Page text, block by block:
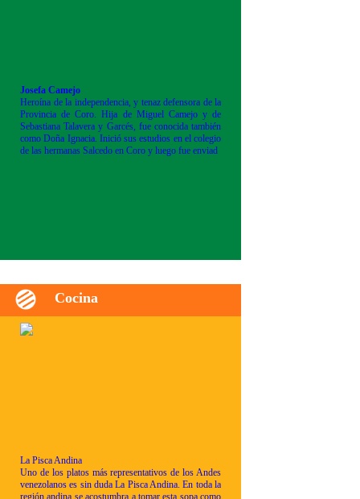
Josefa Camejo
Heroína de la independencia, y tenaz defensora de la
Provincia de Coro. Hija de Miguel Camejo y de
Sebastiana Talavera y Garcés, fue conocida también
como Doña Ignacia. Inició sus estudios en el colegio
de las hermanas Salcedo en Coro y luego fue enviad
Cocina
La Pisca Andina
Uno de los platos más representativos de los Andes
venezolanos es sin duda La Pisca Andina. En toda la
región andina se acostumbra a tomar esta sopa como